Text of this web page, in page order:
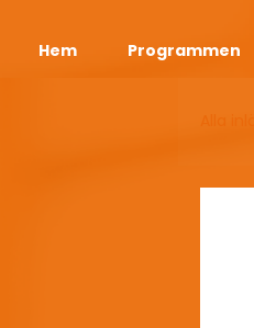
Hem Programmen